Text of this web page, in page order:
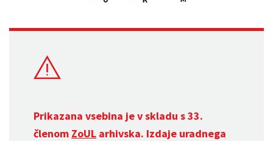
Prikazana vsebina je v skladu s 33.
členom ZoUL arhivska. Izdaje uradnega